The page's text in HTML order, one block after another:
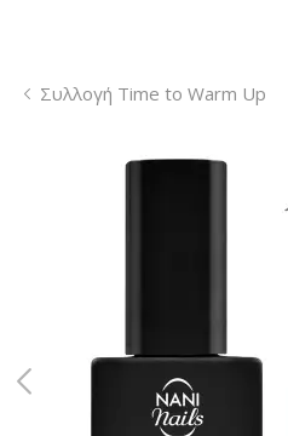
Συλλογή Time to Warm Up